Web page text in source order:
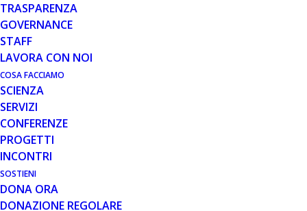
TRASPARENZA
GOVERNANCE
STAFF
LAVORA CON NOI
COSA FACCIAMO
SCIENZA
SERVIZI
CONFERENZE
PROGETTI
INCONTRI
SOSTIENI
DONA ORA
DONAZIONE REGOLARE
GENERALE,RACCOLTA FONDI PP
30 MAR 2022
IL TOUR DU RUTOR 2022
SOSTIENE PARENT PROJECT APS